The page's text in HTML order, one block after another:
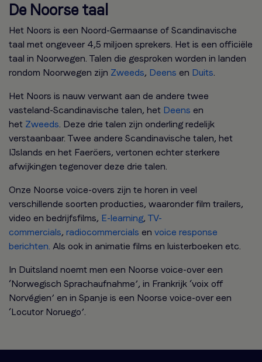
De Noorse taal
Het Noors is een Noord-Germaanse of Scandinavische
taal met ongeveer 4,5 miljoen sprekers. Het is een officiële
taal in Noorwegen. Talen die gesproken worden in landen
rondom Noorwegen zijn Zweeds, Deens en Duits.
Het Noors is nauw verwant aan de andere twee
vasteland-Scandinavische talen, het Deens en
het Zweeds. Deze drie talen zijn onderling redelijk
verstaanbaar. Twee andere Scandinavische talen, het
IJslands en het Faeröers, vertonen echter sterkere
afwijkingen tegenover deze drie talen.
Onze Noorse voice-overs zijn te horen in veel
verschillende soorten producties, waaronder film trailers,
video en bedrijfsfilms, E-learning, TV-
commercials, radiocommercials en voice response
berichten. Als ook in animatie films en luisterboeken etc.
In Duitsland noemt men een Noorse voice-over een
‘Norwegisch Sprachaufnahme’, in Frankrijk ‘voix off
Norvégien’ en in Spanje is een Noorse voice-over een
‘Locutor Noruego’.